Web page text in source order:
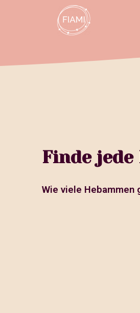
Finde
Wie viele Hebammen